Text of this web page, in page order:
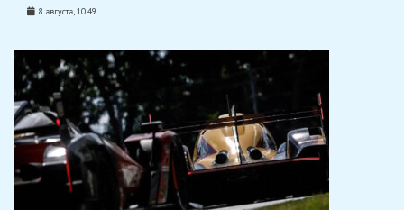
8 августа, 10:49